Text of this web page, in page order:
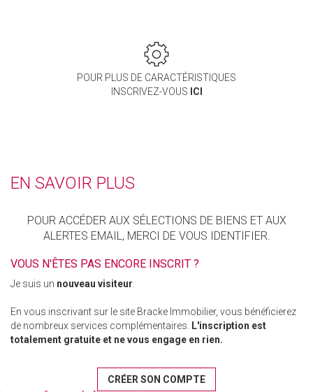
POUR PLUS DE CARACTÉRISTIQUES
INSCRIVEZ-VOUS ICI
EN SAVOIR PLUS
POUR ACCÉDER AUX SÉLECTIONS DE BIENS ET AUX
ALERTES EMAIL, MERCI DE VOUS IDENTIFIER.
VOUS N'ÊTES PAS ENCORE INSCRIT ?
Je suis un nouveau visiteur.
En vous inscrivant sur le site Bracke Immobilier, vous bénéficierez
de nombreux services complémentaires. L'inscription est
totalement gratuite et ne vous engage en rien.
CRÉER SON COMPTE